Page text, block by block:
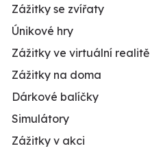
Zážitky se zvířaty
Únikové hry
Zážitky ve virtuální realitě
Zážitky na doma
Dárkové balíčky
Simulátory
Zážitky v akci